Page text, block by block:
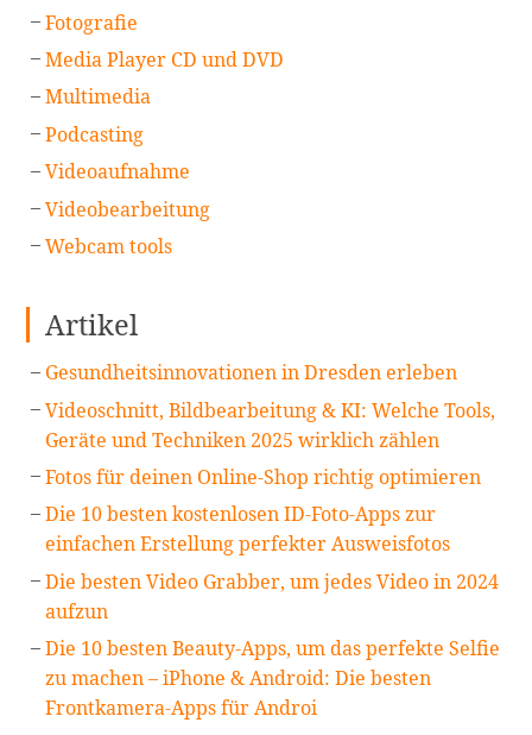
Fotografie
Media Player CD und DVD
Multimedia
Podcasting
Videoaufnahme
Videobearbeitung
Webcam tools
Artikel
Gesundheitsinnovationen in Dresden erleben
Videoschnitt, Bildbearbeitung & KI: Welche Tools,
Geräte und Techniken 2025 wirklich zählen
Fotos für deinen Online-Shop richtig optimieren
Die 10 besten kostenlosen ID-Foto-Apps zur
einfachen Erstellung perfekter Ausweisfotos
Die besten Video Grabber, um jedes Video in 2024
aufzun
Die 10 besten Beauty-Apps, um das perfekte Selfie
zu machen – iPhone & Android: Die besten
Frontkamera-Apps für Androi